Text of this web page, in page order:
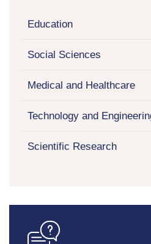
Education
Social Sciences
Medical and Healthcare
Technology and
Scientific Research